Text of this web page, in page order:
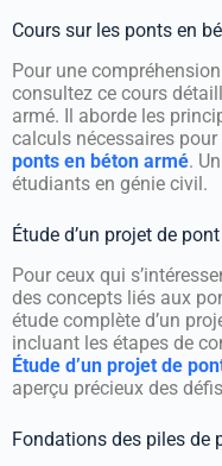
Cours sur les ponts en
Pour une
consultez ce cours
armé. Il aborde les
calculs nécessaires
ponts en béton armé.
étudiants en génie civil.
Étude d’un projet de pont
Pour ceux qui
des concepts liés aux
étude complète d’un
incluant les étapes de
Étude d’un projet de
aperçu précieux des
Fondations des piles de